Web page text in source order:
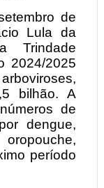
de
Lula da
Trindade
2024/2025
bilhão. A
de
dengue,
período